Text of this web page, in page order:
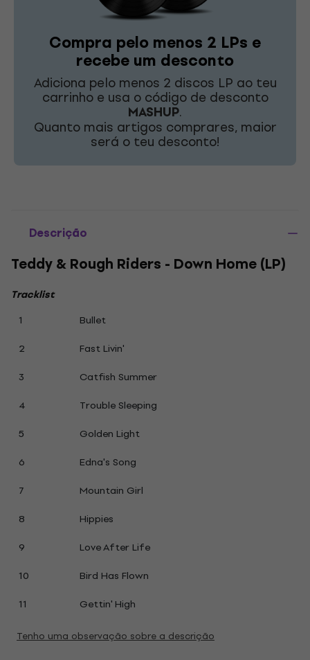
Compra pelo menos 2 LPs e
recebe um desconto
Adiciona pelo menos 2 discos LP ao teu
carrinho e usa o código de desconto
MASHUP.
Quanto mais artigos comprares, maior
será o teu desconto!
Descrição
Teddy & Rough Riders - Down Home (LP)
Tracklist
1
Bullet
2
Fast Livin'
3
Catfish Summer
4
Trouble Sleeping
5
Golden Light
6
Edna's Song
7
Mountain Girl
8
Hippies
9
Love After Life
10
Bird Has Flown
11
Gettin' High
Tenho uma observação sobre a descrição